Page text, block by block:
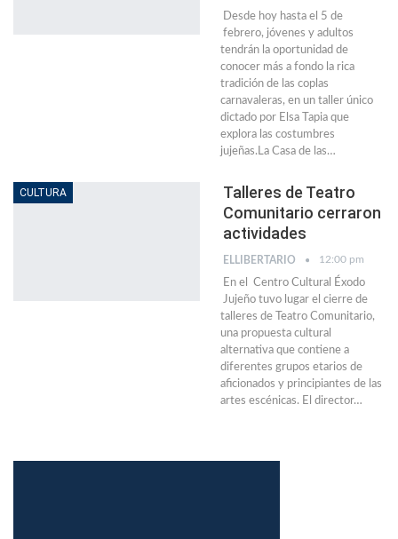
Desde hoy hasta el 5 de
febrero, jóvenes y adultos
tendrán la oportunidad de
conocer más a fondo la rica
tradición de las coplas
carnavaleras, en un taller único
dictado por Elsa Tapia que
explora las costumbres
jujeñas.La Casa de las…
CULTURA
Talleres de Teatro
Comunitario cerraron
actividades
ELLIBERTARIO 12:00 pm
En el Centro Cultural Éxodo
Jujeño tuvo lugar el cierre de
talleres de Teatro Comunitario,
una propuesta cultural
alternativa que contiene a
diferentes grupos etarios de
aficionados y principiantes de las
artes escénicas. El director…